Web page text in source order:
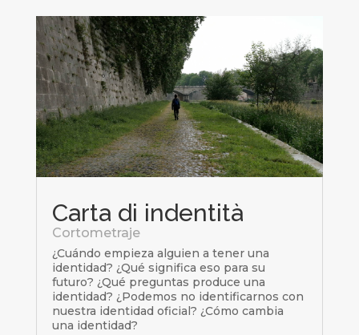
Carta di indentità
Cortometraje
¿Cuándo empieza alguien a tener una
identidad? ¿Qué significa eso para su
futuro? ¿Qué preguntas produce una
identidad? ¿Podemos no identificarnos con
nuestra identidad oficial? ¿Cómo cambia
una identidad?